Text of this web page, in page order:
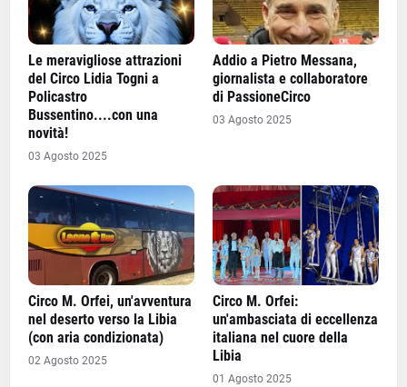
Le meravigliose attrazioni
del Circo Lidia Togni a
Policastro
Bussentino....con una
novità!
03 Agosto 2025
Addio a Pietro Messana,
giornalista e collaboratore
di PassioneCirco
03 Agosto 2025
Circo M. Orfei, un'avventura
nel deserto verso la Libia
(con aria condizionata)
02 Agosto 2025
Circo M. Orfei:
un'ambasciata di eccellenza
italiana nel cuore della
Libia
01 Agosto 2025